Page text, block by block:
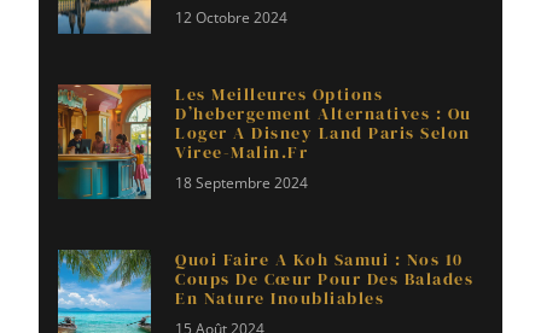
12 Octobre 2024
Les Meilleures Options
D’hebergement Alternatives : Ou
Loger A Disney Land Paris Selon
Viree-Malin.fr
18 Septembre 2024
Quoi Faire A Koh Samui : Nos 10
Coups De Cœur Pour Des Balades
En Nature Inoubliables
15 Août 2024